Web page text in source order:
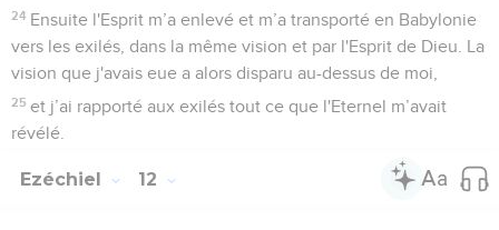
24 Ensuite l'Esprit m’a enlevé et m’a transporté en Babylonie
vers les exilés, dans la même vision et par l'Esprit de Dieu. La
vision que j'avais eue a alors disparu au-dessus de moi,
25 et j’ai rapporté aux exilés tout ce que l'Eternel m’avait
révélé.
Ezéchiel 12